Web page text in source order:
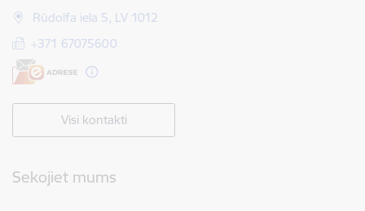
Rūdolfa iela 5, LV 1012
+371 67075600
Visi kontakti
Sekojiet mums